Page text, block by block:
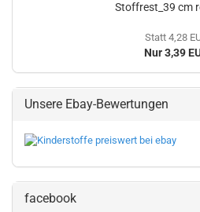
Stoffrest_39 cm
Statt 4,28
Nur 3,39
Unsere Ebay-Bewertungen
facebook